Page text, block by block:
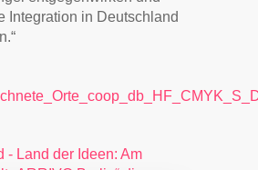
Integration in Deutschland